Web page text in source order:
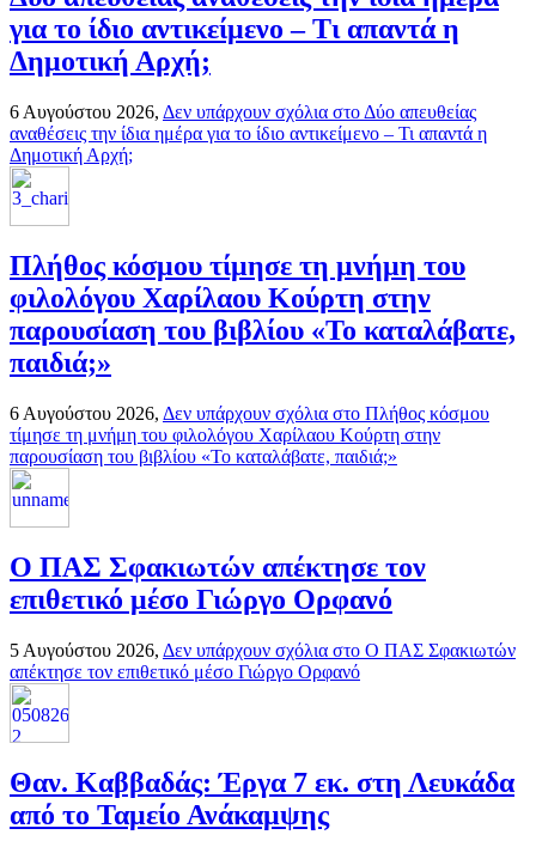
για το ίδιο αντικείμενο – Τι απαντά η
Δημοτική Αρχή;
6 Αυγούστου 2026, Δεν υπάρχουν σχόλια στο Δύο απευθείας
αναθέσεις την ίδια ημέρα για το ίδιο αντικείμενο – Τι απαντά η
Δημοτική Αρχή;
Πλήθος κόσμου τίμησε τη μνήμη του
φιλολόγου Χαρίλαου Κούρτη στην
παρουσίαση του βιβλίου «Το καταλάβατε,
παιδιά;»
6 Αυγούστου 2026, Δεν υπάρχουν σχόλια στο Πλήθος κόσμου
τίμησε τη μνήμη του φιλολόγου Χαρίλαου Κούρτη στην
παρουσίαση του βιβλίου «Το καταλάβατε, παιδιά;»
Ο ΠΑΣ Σφακιωτών απέκτησε τον
επιθετικό μέσο Γιώργο Ορφανό
5 Αυγούστου 2026, Δεν υπάρχουν σχόλια στο Ο ΠΑΣ Σφακιωτών
απέκτησε τον επιθετικό μέσο Γιώργο Ορφανό
Θαν. Καββαδάς: Έργα 7 εκ. στη Λευκάδα
από το Ταμείο Ανάκαμψης